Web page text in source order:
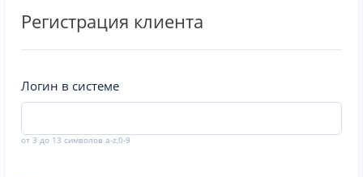
Регистрация клиента
Логин в системе
от 3 до 13 символов a-z,0-9